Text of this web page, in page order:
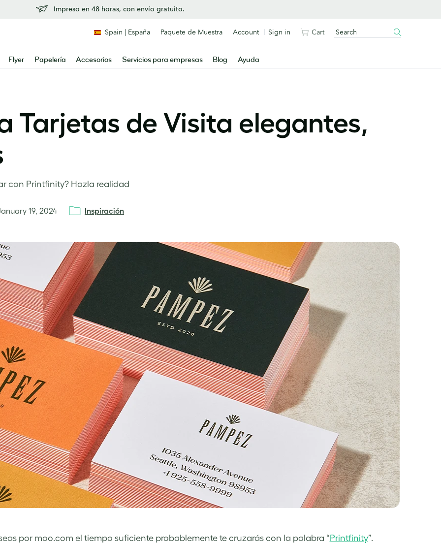
Impreso en 48 horas, con envío gratuito.
Flyer Papelería Accesorios Servicios para empresas Blog Ayuda
Spain | España Paquete de Muestra Account Sign in Cart
Tarjetas de Visita elegantes,
con Printfinity? Hazla realidad
19, 2024 Inspiración
por moo.com el tiempo suficiente probablemente te cruzarás con la palabra “Printfinity”.